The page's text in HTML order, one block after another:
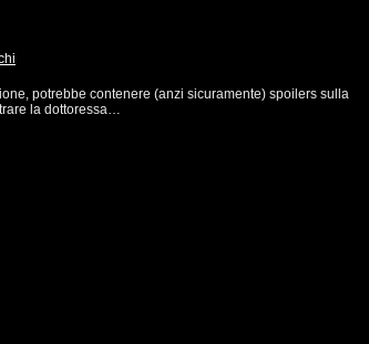
potrebbe contenere (anzi sicuramente) spoilers sulla
la dottoressa…